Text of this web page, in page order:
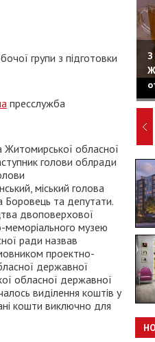
групи з підготовки
пресслужба
Житомирської обласної
голови облради
міський голова
та депутати.
двоповерхової
меморіального музею
ради назвав
проектно-
державної
обласної державної
виділення коштів у
кошти виключно для